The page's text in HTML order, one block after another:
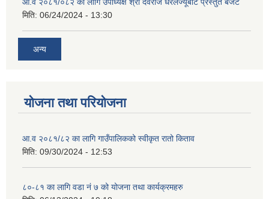
आ.व २०८१/०८२ का लागि उपाध्यक्ष श्री देवराज धरेलज्यूबाट प्रस्तुत बजेट
मिति: 06/24/2024 - 13:30
अन्य
योजना तथा परियोजना
आ.व २०८१/८२ का लागि गाउँपालिकको स्वीकृत रातो किताव
मिति: 09/30/2024 - 12:53
८०-८१ का लागि वडा नं ७ को योजना तथा कार्यक्रमहरु